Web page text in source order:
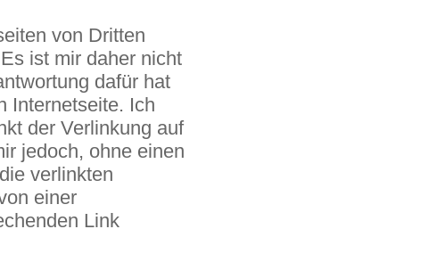
von Dritten
ist mir daher nicht
dafür hat
Internetseite. Ich
der Verlinkung auf
jedoch, ohne einen
verlinkten
einer
Link